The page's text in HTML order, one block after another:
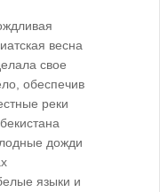
весна
свое
обеспечив
реки
дожди
языки и